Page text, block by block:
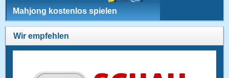
Mahjong kostenlos spielen
Wir empfehlen